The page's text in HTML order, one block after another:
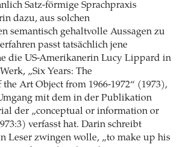
Satz-förmige Sprachpraxis
dazu, aus solchen
semantisch gehaltvolle Aussagen zu
passt tatsächlich jene
die US-Amerikanerin Lucy Lippard in
„Six Years: The
Art Object from 1966-1972“ (1973),
mit dem in der Publikation
der „conceptual or information or
verfasst hat. Darin schreibt
Leser zwingen wolle, „to make up his